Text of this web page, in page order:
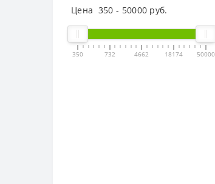
Цена 350 - 50000 руб.
350 732 4662 18174 50000